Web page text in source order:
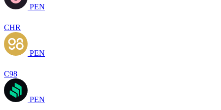
PEN
CHR
PEN
C98
PEN